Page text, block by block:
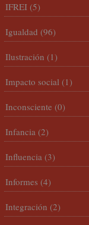
IFREI (5)
Igualdad (96)
Ilustración (1)
Impacto social (1)
Inconsciente (0)
Infancia (2)
Influencia (3)
Informes (4)
Integración (2)